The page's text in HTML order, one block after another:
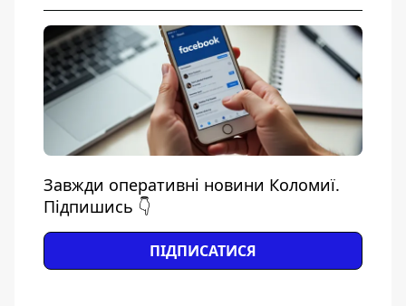
Завжди оперативні новини Коломиї.
Підпишись 👇
ПІДПИСАТИСЯ